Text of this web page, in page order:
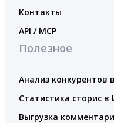
Контакты
API / MCP
Полезное
Анализ конкурентов
Статистика сторис в
Выгрузка